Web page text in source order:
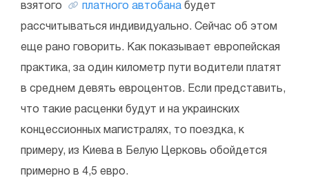
взятого платного автобана будет
рассчитываться индивидуально. Сейчас об этом
еще рано говорить. Как показывает европейская
практика, за один километр пути водители платят
в среднем девять евроцентов. Если представить,
что такие расценки будут и на украинских
концессионных магистралях, то поездка, к
примеру, из Киева в Белую Церковь обойдется
примерно в 4,5 евро.